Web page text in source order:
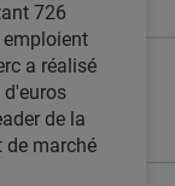
726
emploient
a réalisé
de la
marché